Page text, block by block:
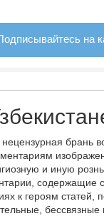
на
брань
и иную
содержащие
к героям